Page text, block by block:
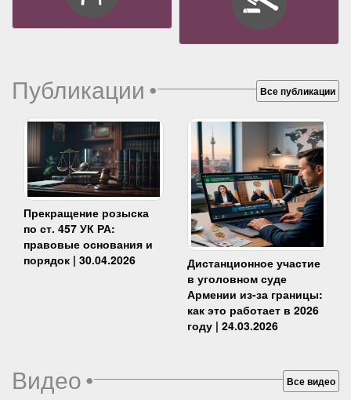
Публикации• Все публикации
Прекращение розыска
по ст. 457 УК РА:
правовые основания и
порядок | 30.04.2026
Дистанционное участие
в уголовном суде
Армении из-за границы:
как это работает в 2026
году | 24.03.2026
Видео• Все видео